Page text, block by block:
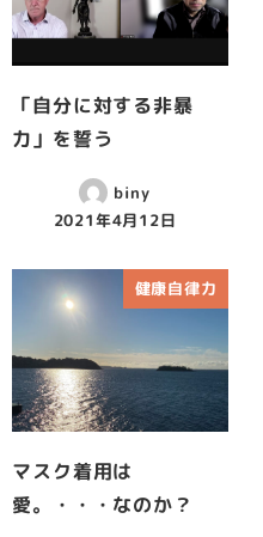
「自分に対する非暴
力」を誓う
biny
2021年4月12日
健康自律力
マスク着用は
愛。・・・なのか？